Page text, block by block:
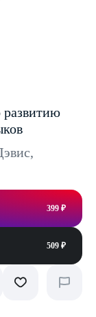
развитию
,
399 ₽
509 ₽